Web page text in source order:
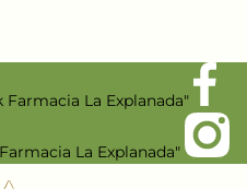
La Explanada"
La Explanada"